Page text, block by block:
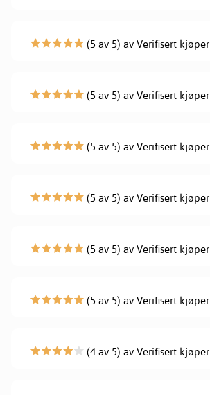
(5 av 5) av Verifisert kjøper
(5 av 5) av Verifisert kjøper
(5 av 5) av Verifisert kjøper
(5 av 5) av Verifisert kjøper
(5 av 5) av Verifisert kjøper
(5 av 5) av Verifisert kjøper
(4 av 5) av Verifisert kjøper